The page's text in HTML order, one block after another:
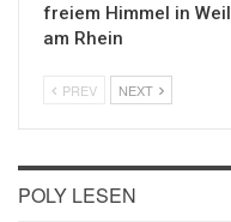
freiem Himmel in Weil
am Rhein
PREV NEXT
POLY LESEN